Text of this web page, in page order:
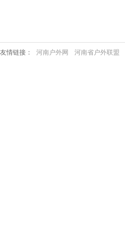
友情链接： 河南户外网 河南省户外联盟